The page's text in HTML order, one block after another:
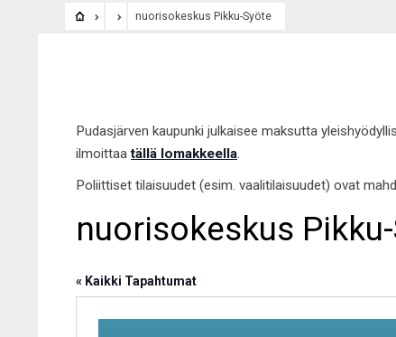
nuorisokeskus Pikku-Syöte
Pudasjärven kaupunki julkaisee maksutta
ilmoittaatällä lomakkeella.
Poliittiset tilaisuudet (esim. vaalitilaisuudet) ovat
nuorisokeskus
« Kaikki Tapahtumat